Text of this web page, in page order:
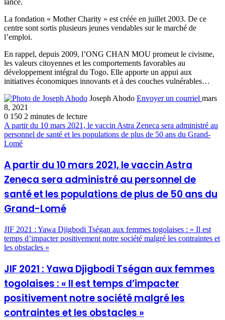
La fondation « Mother Charity » est créée en juillet 2003. De ce
centre sont sortis plusieurs jeunes vendables sur le marché de
l’emploi.
En rappel, depuis 2009, l’ONG CHAN MOU promeut le civisme,
les valeurs citoyennes et les comportements favorables au
développement intégral du Togo. Elle apporte un appui aux
initiatives économiques innovants et à des couches vulnérables…
Joseph Ahodo Envoyer un courriel mars
8, 2021
0 150 2 minutes de lecture
A partir du 10 mars 2021, le vaccin Astra Zeneca sera administré au
personnel de santé et les populations de plus de 50 ans du Grand-
Lomé
A partir du 10 mars 2021, le vaccin Astra
Zeneca sera administré au personnel de
santé et les populations de plus de 50 ans du
Grand-Lomé
JIF 2021 : Yawa Djigbodi Tségan aux femmes togolaises : « Il est
temps d’impacter positivement notre société malgré les contraintes et
les obstacles »
JIF 2021 : Yawa Djigbodi Tségan aux femmes
togolaises : « Il est temps d’impacter
positivement notre société malgré les
contraintes et les obstacles »